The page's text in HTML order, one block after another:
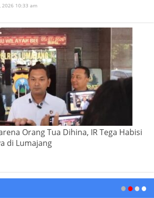
2026 10:33 am
Orang Tua Dihina, IR Tega Habisi
di Lumajang